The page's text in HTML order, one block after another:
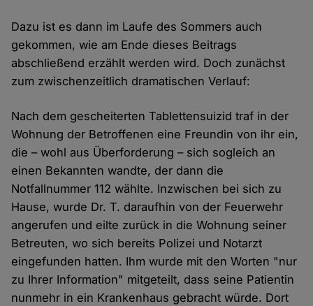
Dazu ist es dann im Laufe des Sommers auch
gekommen, wie am Ende dieses Beitrags
abschließend erzählt werden wird. Doch zunächst
zum zwischenzeitlich dramatischen Verlauf:
Nach dem gescheiterten Tablettensuizid traf in der
Wohnung der Betroffenen eine Freundin von ihr ein,
die – wohl aus Überforderung – sich sogleich an
einen Bekannten wandte, der dann die
Notfallnummer 112 wählte. Inzwischen bei sich zu
Hause, wurde Dr. T. daraufhin von der Feuerwehr
angerufen und eilte zurück in die Wohnung seiner
Betreuten, wo sich bereits Polizei und Notarzt
eingefunden hatten. Ihm wurde mit den Worten "nur
zu Ihrer Information" mitgeteilt, dass seine Patientin
nunmehr in ein Krankenhaus gebracht würde. Dort